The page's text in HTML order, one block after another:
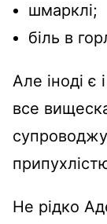
шмарклі;
біль в
Але іноді є
все
Не рідко